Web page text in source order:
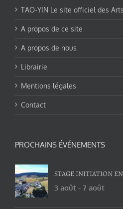
TAO-YIN Le site officiel des
A propos de ce site
A propos de nous
Librairie
Mentions légales
Contact
PROCHAINS ÉVÉNEMENTS
STAGE INITIATION
3 août - 7 août